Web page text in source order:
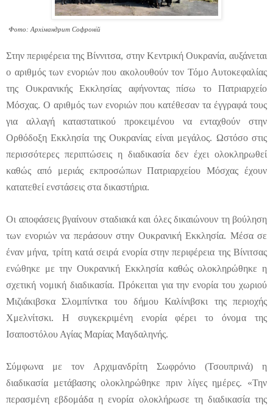
Фото: Архімандрит Софроній
Στην περιφέρεια της Βίννιτσα, στην Κεντρική Ουκρανία, αυξάνεται
ο αριθμός των ενοριών που ακολουθούν τον Τόμο Αυτοκεφαλίας
της Ουκρανικής Εκκλησίας αφήνοντας πίσω το Πατριαρχείο
Μόσχας. Ο αριθμός των ενοριών που κατέθεσαν τα έγγραφά τους
για αλλαγή καταστατικού προκειμένου να ενταχθούν στην
Ορθόδοξη Εκκλησία της Ουκρανίας είναι μεγάλος. Ωστόσο στις
περισσότερες περιπτώσεις η διαδικασία δεν έχει ολοκληρωθεί
καθώς από μεριάς εκπροσώπων Πατριαρχείου Μόσχας έχουν
κατατεθεί ενστάσεις στα δικαστήρια.
Οι αποφάσεις βγαίνουν σταδιακά και όλες δικαιώνουν τη βούληση
των ενοριών να περάσουν στην Ουκρανική Εκκλησία. Μέσα σε
έναν μήνα, τρίτη κατά σειρά ενορία στην περιφέρεια της Βίνιτσας
ενώθηκε με την Ουκρανική Εκκλησία καθώς ολοκληρώθηκε η
σχετική νομική διαδικασία. Πρόκειται για την ενορία του χωριού
Μιζιάκιβσκα Σλομπίντκα του δήμου Καλίνιβσκι της περιοχής
Χμελνίτσκι. Η συγκεκριμένη ενορία φέρει το όνομα της
Ισαποστόλου Αγίας Μαρίας Μαγδαληνής.
Σύμφωνα με τον Αρχιμανδρίτη Σωφρόνιο (Τσουπρινά) η
διαδικασία μετάβασης ολοκληρώθηκε πριν λίγες ημέρες. «Την
περασμένη εβδομάδα η ενορία ολοκλήρωσε τη διαδικασία της